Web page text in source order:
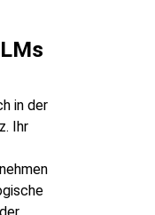
in der
Ihr